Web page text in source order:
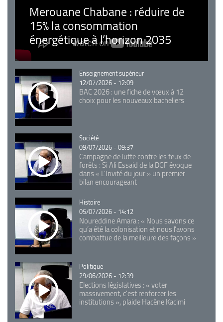
Merouane Chabane : réduire de
15% la consommation
énergétique à l’horizon 2035
Catégorie
Enseignement supérieur
12/07/2026 - 12:09
BAC 2026 : une fiche de vœux à 12
choix pour les nouveaux bacheliers
Catégorie
Société
09/07/2026 - 09:37
Campagne de lutte contre les feux de
forêts : Si Ali Essaid de la DGF évoque
dans « L'Invité du jour » un premier
bilan encourageant
Catégorie
Histoire
05/07/2026 - 14:12
Noureddine Amara : « Nous savons ce
qu’a été la colonisation et nous l’avons
combattue de la meilleure des façons »
Catégorie
Politique
29/06/2026 - 12:39
Elections législatives : « voter
massivement, c'est renforcer les
institutions », plaide Hacène Kacimi